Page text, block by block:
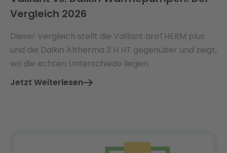
Vergleich 2026
Dieser Vergleich stellt die Vaillant aroTHERM plus
und die Daikin Altherma 3 H HT gegenüber und zeigt,
wo die echten Unterschiede liegen.
Jetzt Weiterlesen